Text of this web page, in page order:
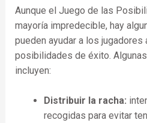
Aunque el Juego de las
mayoría impredecible, hay
pueden ayudar a los jugadores
posibilidades de éxito.
incluyen:
Distribuir la racha:
recogidas para evitar